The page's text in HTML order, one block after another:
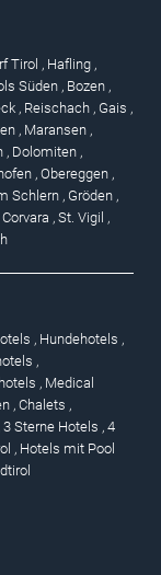
Tirol , Hafling ,
Süden , Bozen ,
, Reischach , Gais ,
, Maransen ,
, Dolomiten ,
, Obereggen ,
Schlern , Gröden ,
Corvara , St. Vigil ,
, Hundehotels ,
,
, Medical
, Chalets ,
3 Sterne Hotels , 4
, Hotels mit Pool